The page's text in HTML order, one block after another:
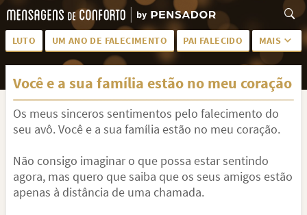
LUTO UM ANO DE FALECIMENTO PAI FALECIDO MAIS
LUTO PARA AMIGA PALAVRAS
PÊSAMES PARA AMIGA DESCANSE EM PAZ
FRASES DE LUTO PARA AMIGO FIM DE NAMORO
TODAS AS CATEGORIAS
Você e a sua família estão no meu coração
Os meus sinceros sentimentos pelo falecimento do
seu avô. Você e a sua família estão no meu coração.
Não consigo imaginar o que possa estar sentindo
agora, mas quero que saiba que os seus amigos estão
apenas à distância de uma chamada.